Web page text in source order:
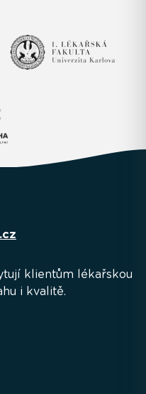
klientům lékařskou
i kvalitě.